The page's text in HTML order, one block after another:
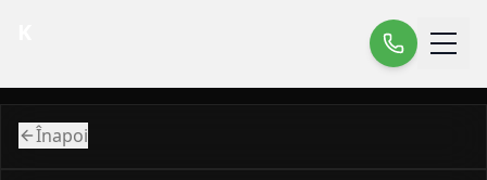
Înapoi